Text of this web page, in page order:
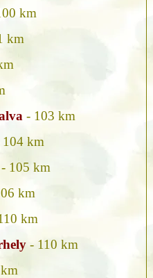
km
km
- 103 km
104 km
- 105 km
km
km
- 110 km